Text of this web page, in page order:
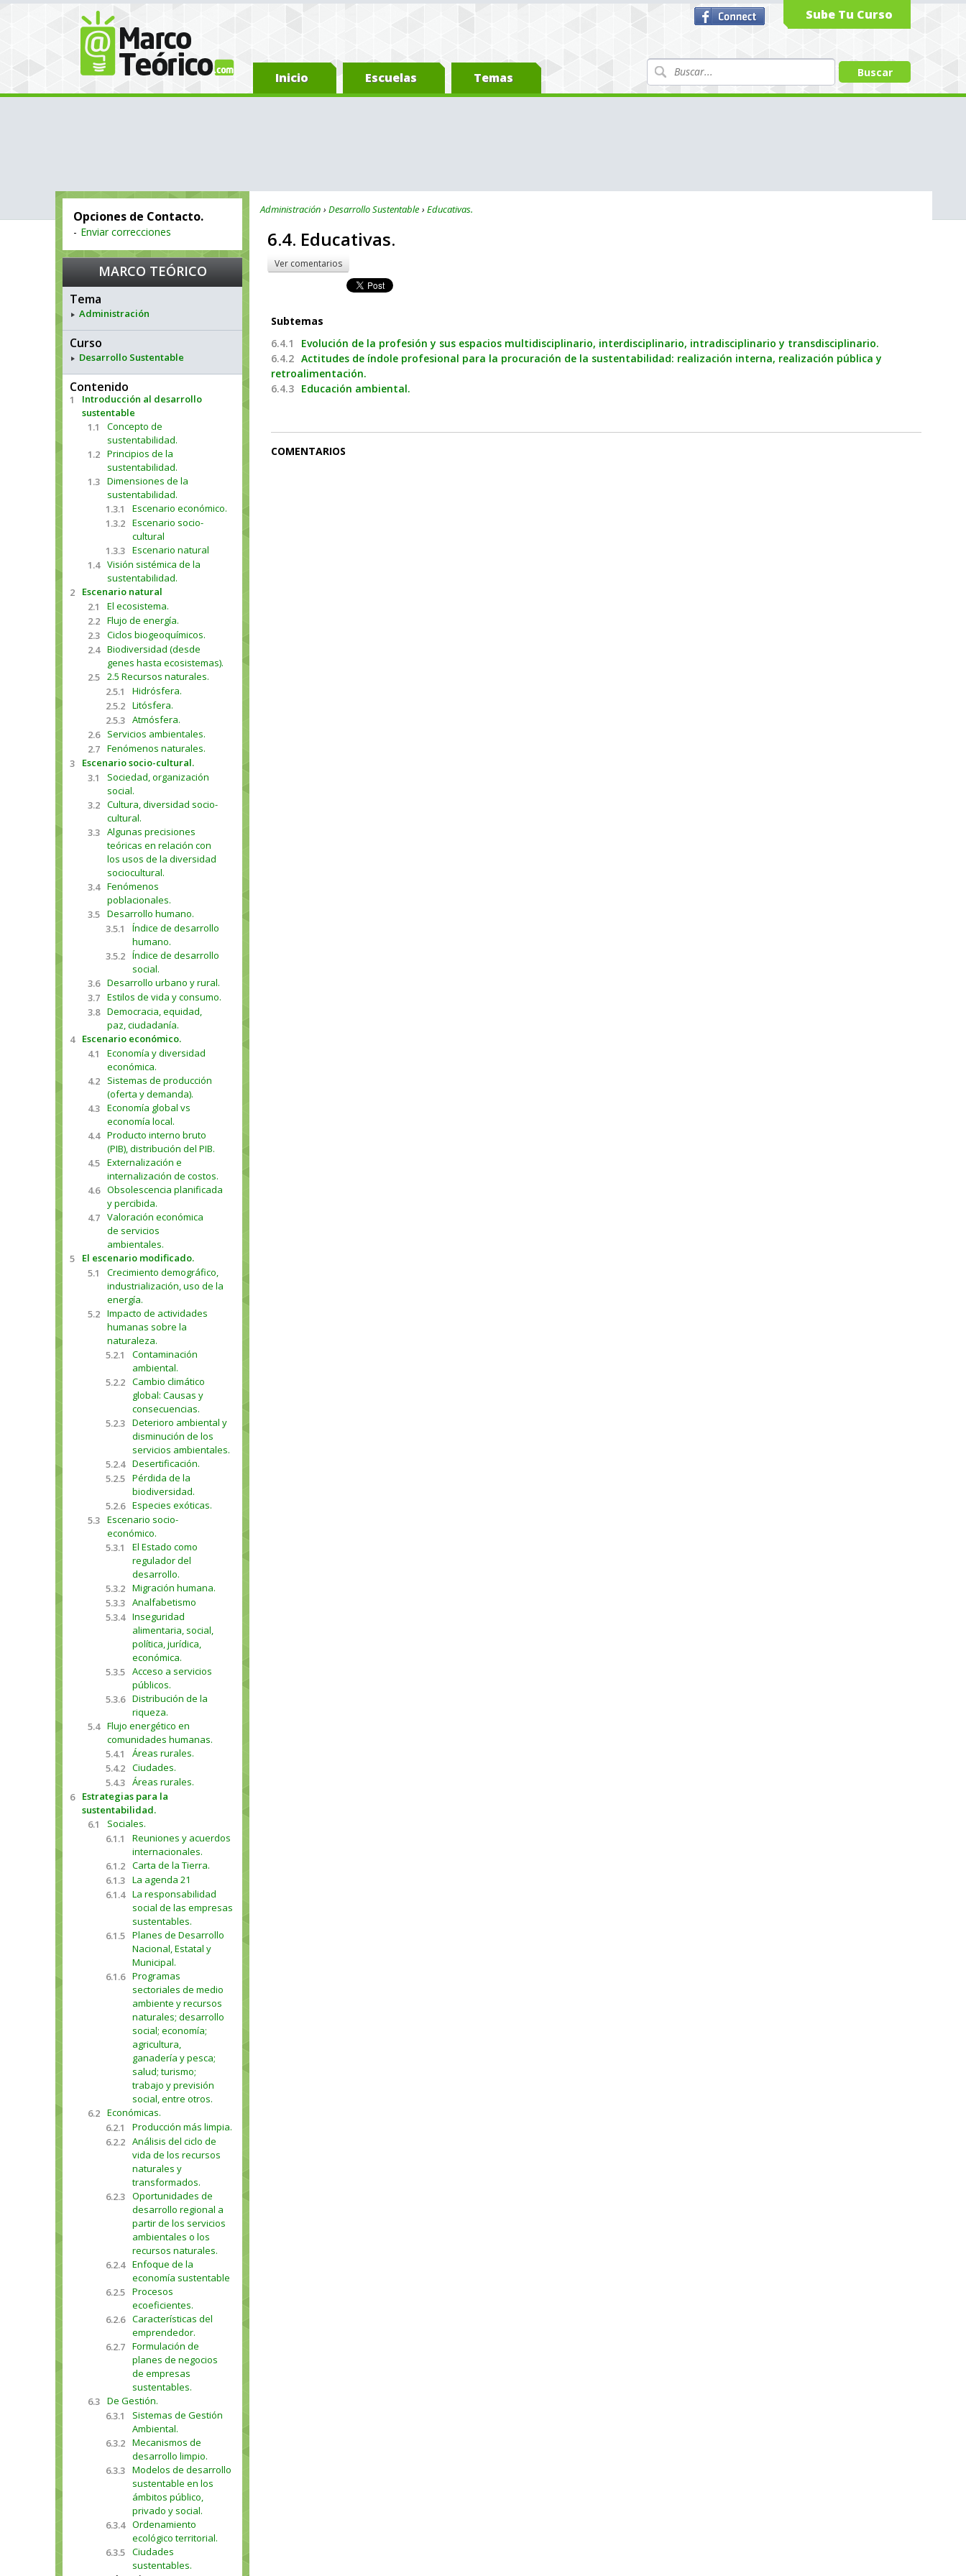
Inicio Escuelas Temas
Sube Tu Curso
Opciones de Contacto.
- Enviar correcciones
MARCO TEÓRICO
Tema
Administración
Curso
Desarrollo Sustentable
Contenido
1
Introducción al desarrollo
sustentable
1.1
Concepto de
sustentabilidad.
1.2 Principios de la
sustentabilidad.
1.3 Dimensiones de la
sustentabilidad.
1.3.1
Escenario económico.
1.3.2 Escenario socio-
cultural
1.3.3 Escenario natural
1.4 Visión sistémica de la
sustentabilidad.
2
Escenario natural
2.1
El ecosistema.
2.2 Flujo de energía.
2.3 Ciclos biogeoquímicos.
2.4 Biodiversidad (desde
genes hasta ecosistemas).
2.5 2.5 Recursos naturales.
2.5.1
Hidrósfera.
2.5.2 Litósfera.
2.5.3 Atmósfera.
2.6
Servicios ambientales.
2.7 Fenómenos naturales.
3
Escenario socio-cultural.
3.1
Sociedad, organización
social.
3.2 Cultura, diversidad socio-
cultural.
3.3 Algunas precisiones
teóricas en relación con
los usos de la diversidad
sociocultural.
3.4 Fenómenos
poblacionales.
3.5 Desarrollo humano.
3.5.1
Índice de desarrollo
humano.
3.5.2 Índice de desarrollo
social.
3.6 Desarrollo urbano y rural.
3.7 Estilos de vida y consumo.
3.8 Democracia, equidad,
paz, ciudadanía.
4
Escenario económico.
4.1
Economía y diversidad
económica.
4.2
Sistemas de producción
(oferta y demanda).
4.3 Economía global vs
economía local.
4.4 Producto interno bruto
(PIB), distribución del PIB.
4.5 Externalización e
internalización de costos.
4.6 Obsolescencia planificada
y percibida.
4.7 Valoración económica
de servicios
ambientales.
5
El escenario modificado.
5.1
Crecimiento demográfico,
industrialización, uso de la
energía.
5.2 Impacto de actividades
humanas sobre la
naturaleza.
5.2.1
Contaminación
ambiental.
5.2.2 Cambio climático
global: Causas y
consecuencias.
5.2.3 Deterioro ambiental y
disminución de los
servicios ambientales.
5.2.4 Desertificación.
5.2.5 Pérdida de la
biodiversidad.
5.2.6 Especies exóticas.
5.3 Escenario socio-
económico.
5.3.1
El Estado como
regulador del
desarrollo.
5.3.2 Migración humana.
5.3.3 Analfabetismo
5.3.4 Inseguridad
alimentaria, social,
política, jurídica,
económica.
5.3.5 Acceso a servicios
públicos.
5.3.6 Distribución de la
riqueza.
5.4 Flujo energético en
comunidades humanas.
5.4.1
Áreas rurales.
5.4.2 Ciudades.
5.4.3 Áreas rurales.
6
Estrategias para la
sustentabilidad.
6.1
Sociales.
6.1.1
Reuniones y acuerdos
internacionales.
6.1.2 Carta de la Tierra.
6.1.3 La agenda 21
6.1.4 La responsabilidad
social de las empresas
sustentables.
6.1.5 Planes de Desarrollo
Nacional, Estatal y
Municipal.
6.1.6 Programas
sectoriales de medio
ambiente y recursos
naturales; desarrollo
social; economía;
agricultura,
ganadería y pesca;
salud; turismo;
trabajo y previsión
social, entre otros.
6.2 Económicas.
6.2.1
Producción más limpia.
6.2.2 Análisis del ciclo de
vida de los recursos
naturales y
transformados.
6.2.3 Oportunidades de
desarrollo regional a
partir de los servicios
ambientales o los
recursos naturales.
6.2.4 Enfoque de la
economía sustentable
6.2.5 Procesos
ecoeficientes.
6.2.6 Características del
emprendedor.
6.2.7 Formulación de
planes de negocios
de empresas
sustentables.
6.3 De Gestión.
6.3.1
Sistemas de Gestión
Ambiental.
6.3.2 Mecanismos de
desarrollo limpio.
6.3.3 Modelos de desarrollo
sustentable en los
ámbitos público,
privado y social.
6.3.4 Ordenamiento
ecológico territorial.
6.3.5 Ciudades
sustentables.
Administración Desarrollo Sustentable Educativas.
6.4. Educativas.
Ver comentarios
Subtemas
6.4.1
Evolución de la profesión y sus espacios multidisciplinario, interdisciplinario, intradisciplinario y transdisciplinario.
6.4.2 Actitudes de índole profesional para la procuración de la sustentabilidad: realización interna, realización pública y
retroalimentación.
6.4.3 Educación ambiental.
COMENTARIOS